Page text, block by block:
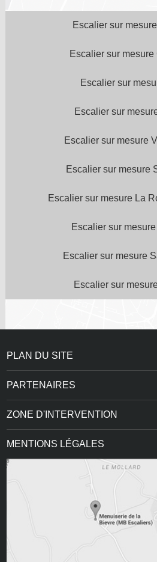
Escalier sur
Escalier sur
Escalier sur
Escalier sur
Escalier sur mesure
Escalier sur mesure
Escalier sur mesure La
Escalier sur
Escalier sur mesure
Escalier sur
PLAN DU SITE
PARTENAIRES
ZONE D'INTERVENTION
MENTIONS LÉGALES